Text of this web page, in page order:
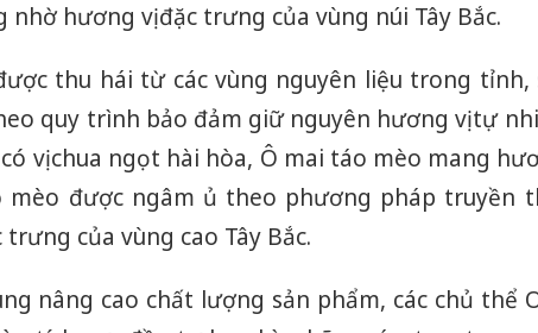
nhờ hương vị đặc trưng của vùng núi Tây Bắc.
thu hái từ các vùng nguyên liệu trong tỉnh,
quy trình bảo đảm giữ nguyên hương vị tự
vị chua ngọt hài hòa, Ô mai táo mèo mang
mèo được ngâm ủ theo phương pháp truyền
của vùng cao Tây Bắc.
nâng cao chất lượng sản phẩm, các chủ thể